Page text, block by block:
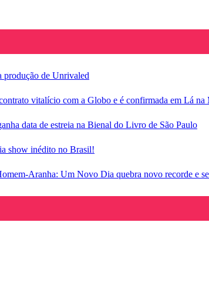
produção de Unrivaled
vitalício com a Globo e é confirmada em Lá na
data de estreia na Bienal do Livro de São Paulo
show inédito no Brasil!
Aranha: Um Novo Dia quebra novo recorde e